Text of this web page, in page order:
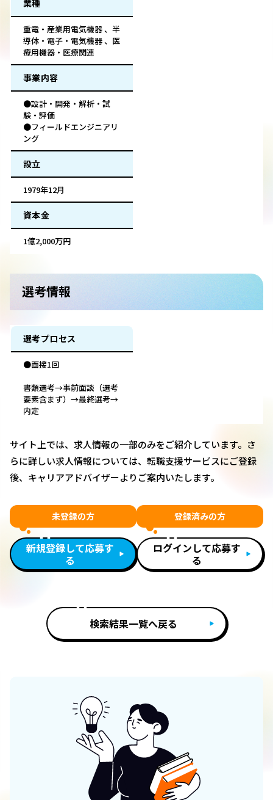
業種
重電・産業用電気機器 、半
導体・電子・電気機器 、医
療用機器・医療関連
事業内容
●設計・開発・解析・試
験・評価
●フィールドエンジニアリ
ング
設立
1979年12月
資本金
1億2,000万円
選考情報
選考プロセス
●面接1回
書類選考→事前面談（選考
要素含まず）→最終選考→
内定
サイト上では、求人情報の一部のみをご紹介しています。さ
らに詳しい求人情報については、転職支援サービスにご登録
後、キャリアアドバイザーよりご案内いたします。
未登録の方
新規登録して応募す
る
登録済みの方
ログインして応募す
る
検索結果一覧へ戻る